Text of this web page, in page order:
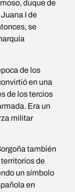
duque de
I de
se
de los
en una
de los tercios
Era un
militar
también
de
un símbolo
en